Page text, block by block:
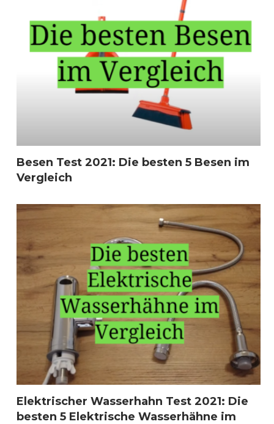
Besen Test 2021: Die besten 5 Besen im
Vergleich
Elektrischer Wasserhahn Test 2021: Die
besten 5 Elektrische Wasserhähne im